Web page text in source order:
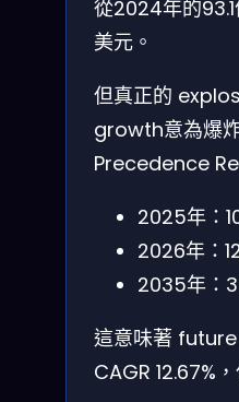
從2024年的
美元。
但真正的
growth意為爆
Precedence
2025年：
2026年：
2035年：
這意味著
CAGR 12.67%